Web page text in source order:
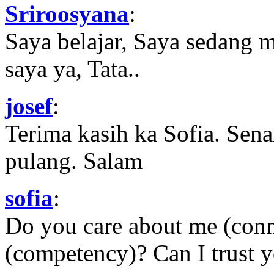
Sriroosyana:
Saya belajar, Saya sedang
saya ya, Tata..
josef:
Terima kasih ka Sofia.
pulang. Salam
sofia:
Do you care about me
(competency)? Can I trust